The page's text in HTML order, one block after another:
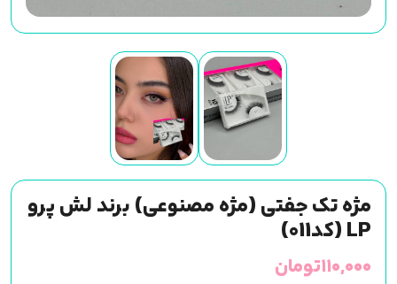
مژه تک جفتی (مژه مصنوعی) برند لش پرو
LP (کد011)
۱۱۰,۰۰۰تومان